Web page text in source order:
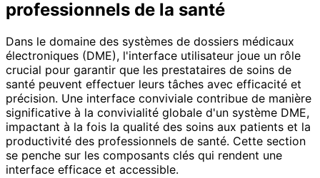
professionnels de la santé
Dans le domaine des systèmes de dossiers médicaux
électroniques (DME), l'interface utilisateur joue un rôle
crucial pour garantir que les prestataires de soins de
santé peuvent effectuer leurs tâches avec efficacité et
précision. Une interface conviviale contribue de manière
significative à la convivialité globale d'un système DME,
impactant à la fois la qualité des soins aux patients et la
productivité des professionnels de santé. Cette section
se penche sur les composants clés qui rendent une
interface efficace et accessible.